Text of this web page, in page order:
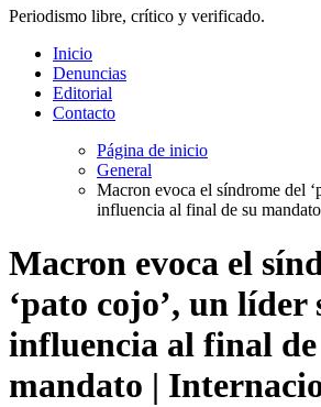
Periodismo libre, crítico y verificado.
Inicio
Denuncias
Editorial
Contacto
Página de inicio
General
Macron evoca el síndrome del
influencia al final de su
Macron evoca el
‘pato cojo’, un líder
influencia al final de
mandato |